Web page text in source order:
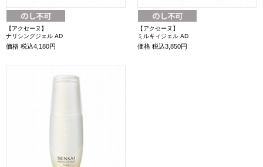
【アクセーヌ】
ナリシングジェル AD
価格 税込4,180円
【アクセーヌ】
ミルキィジェル AD
価格 税込3,850円